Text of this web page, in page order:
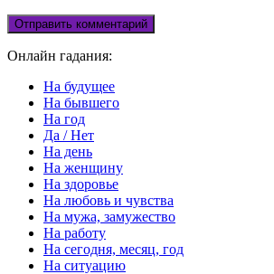
Онлайн гадания:
На будущее
На бывшего
На год
Да / Нет
На день
На женщину
На здоровье
На любовь и чувства
На мужа, замужество
На работу
На сегодня, месяц, год
На ситуацию